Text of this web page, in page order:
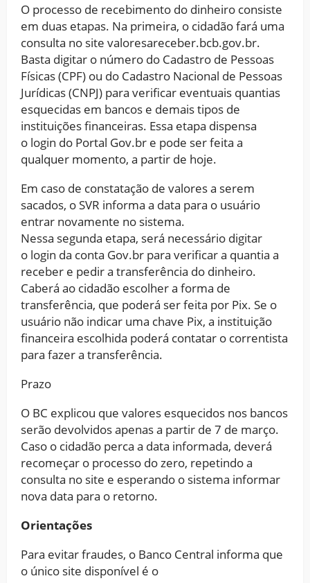
O processo de recebimento do dinheiro consiste
em duas etapas. Na primeira, o cidadão fará uma
consulta no site valoresareceber.bcb.gov.br.
Basta digitar o número do Cadastro de Pessoas
Físicas (CPF) ou do Cadastro Nacional de Pessoas
Jurídicas (CNPJ) para verificar eventuais quantias
esquecidas em bancos e demais tipos de
instituições financeiras. Essa etapa dispensa
o login do Portal Gov.br e pode ser feita a
qualquer momento, a partir de hoje.
Em caso de constatação de valores a serem
sacados, o SVR informa a data para o usuário
entrar novamente no sistema.
Nessa segunda etapa, será necessário digitar
o login da conta Gov.br para verificar a quantia a
receber e pedir a transferência do dinheiro.
Caberá ao cidadão escolher a forma de
transferência, que poderá ser feita por Pix. Se o
usuário não indicar uma chave Pix, a instituição
financeira escolhida poderá contatar o correntista
para fazer a transferência.
Prazo
O BC explicou que valores esquecidos nos bancos
serão devolvidos apenas a partir de 7 de março.
Caso o cidadão perca a data informada, deverá
recomeçar o processo do zero, repetindo a
consulta no site e esperando o sistema informar
nova data para o retorno.
Orientações
Para evitar fraudes, o Banco Central informa que
o único site disponível é o